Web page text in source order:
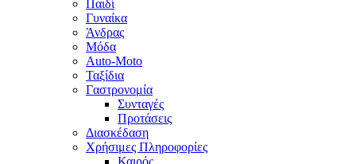
Παιδί
Γυναίκα
Άνδρας
Μόδα
Auto-Moto
Ταξίδια
Γαστρονομία
Συνταγές
Προτάσεις
Διασκέδαση
Χρήσιμες Πληροφορίες
Καιρός